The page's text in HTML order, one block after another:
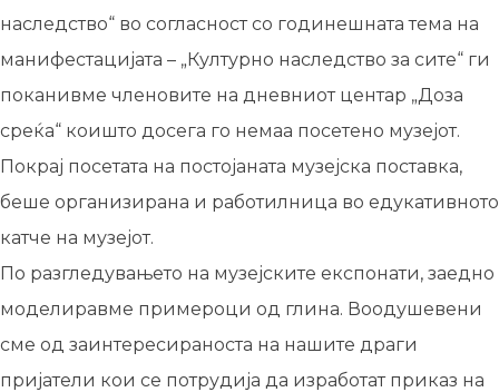
наследство“ во согласност со годинешната тема на
манифестацијата – „Културно наследство за сите“ ги
поканивме членовите на дневниот центар „Доза
среќа“ коишто досега го немаа посетено музејот.
Покрај посетата на постојаната музејска поставка,
беше организирана и работилница во едукативното
катче на музејот.
По разгледувањето на музејските експонати, заедно
моделиравме примероци од глина. Воодушевени
сме од заинтересираноста на нашите драги
пријатели кои се потрудија да изработат приказ на